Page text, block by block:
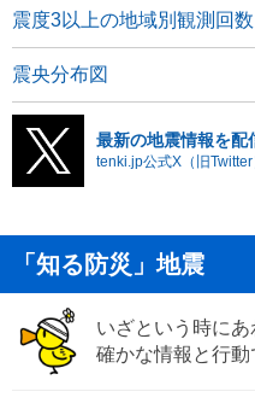
震度3以上の地域別観測回数
震央分布図
最新の地震情報を配
tenki.jp公式X（旧Twitter
「知る防災」地震
いざという時に
確かな情報と行